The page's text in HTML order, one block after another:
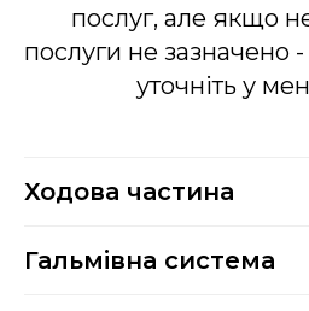
послуг, але якщо
послуги не зазначено
уточніть у
Ходова частина
Гальмівна система